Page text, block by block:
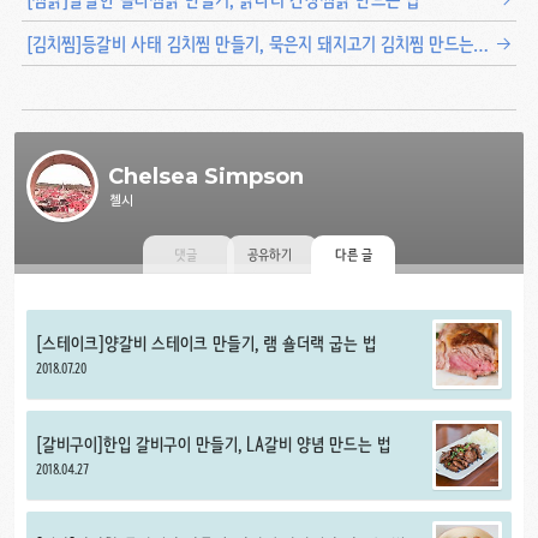
[김치찜]등갈비 사태 김치찜 만들기, 묵은지 돼지고기 김치찜 만드는 법
Chelsea Simpson
첼시
댓글 공유하기 다른 글
[스테이크]양갈비 스테이크 만들기, 램 숄더랙 굽는 법
2018.07.20
[갈비구이]한입 갈비구이 만들기, LA갈비 양념 만드는 법
2018.04.27